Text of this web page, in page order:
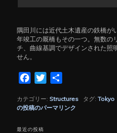
隅田川には近代土木遺産の鉄橋が
年竣工の厩橋もその一つ。無数の
チ、曲線基調でデザインされた照
せん。
FacebookTwitter
カテゴリー: Structures タグ:Tokyo
の投稿のパーマリンク
最近の投稿